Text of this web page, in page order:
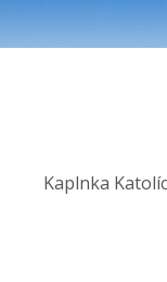
Kaplnka